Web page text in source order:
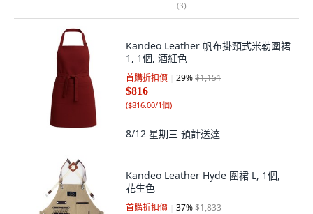
(3)
Kandeo Leather 帆布掛頸式米勒圍裙
1, 1個, 酒紅色
首購折扣價 29%$1,151
$816
($816.00/1個)
8/12 星期三 預計送達
Kandeo Leather Hyde 圍裙 L, 1個,
花生色
首購折扣價 37%$1,833